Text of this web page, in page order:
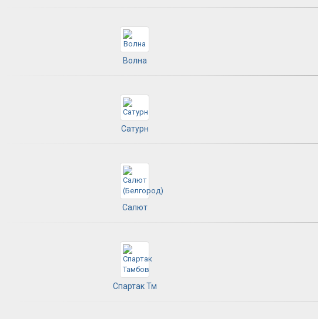
Волна
Сатурн
Салют
Спартак Тм